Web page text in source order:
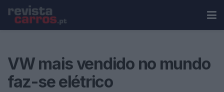
VW mais vendido no mundo
faz-se elétrico